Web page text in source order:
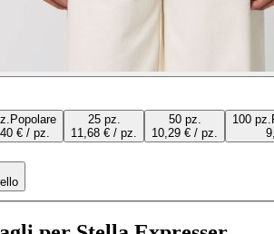
Popolare
€ / pz.
25 pz.
11,68 € / pz.
50 pz.
10,29 € / pz.
100 pz.